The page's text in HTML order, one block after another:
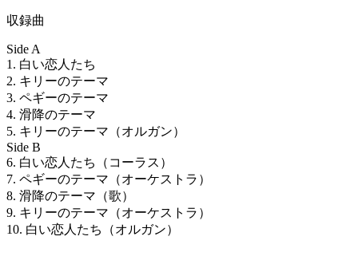
収録曲
Side A
1. 白い恋人たち
2. キリーのテーマ
3. ペギーのテーマ
4. 滑降のテーマ
5. キリーのテーマ（オルガン）
Side B
6. 白い恋人たち（コーラス）
7. ペギーのテーマ（オーケストラ）
8. 滑降のテーマ（歌）
9. キリーのテーマ（オーケストラ）
10. 白い恋人たち（オルガン）